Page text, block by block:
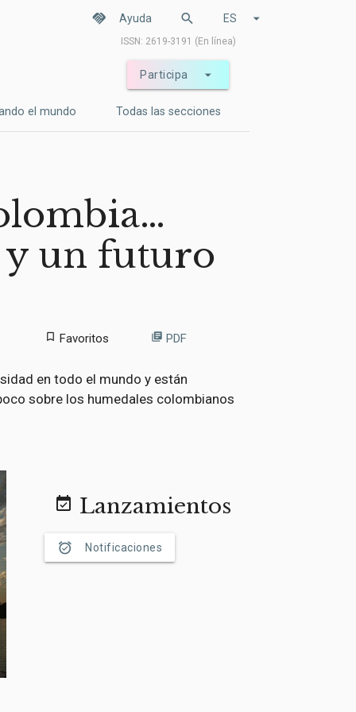
handshake Ayuda search arrow_drop_down
ES
ISSN: 2619-3191 (En línea)
arrow_drop_down
Participa
el mundo Todas las secciones
y un futuro
bookmark_border Favoritos library_books PDF
en todo el mundo y están
sobre los humedales colombianos
event_available Lanzamientos
alarm_on Notificaciones